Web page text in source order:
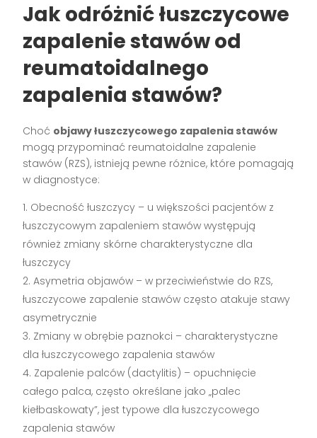
Jak odróżnić łuszczycowe
zapalenie stawów od
reumatoidalnego
zapalenia stawów?
Choć objawy łuszczycowego zapalenia stawów
mogą przypominać reumatoidalne zapalenie
stawów (RZS), istnieją pewne różnice, które pomagają
w diagnostyce:
Obecność łuszczycy – u większości pacjentów z
łuszczycowym zapaleniem stawów występują
również zmiany skórne charakterystyczne dla
łuszczycy
Asymetria objawów – w przeciwieństwie do RZS,
łuszczycowe zapalenie stawów często atakuje stawy
asymetrycznie
Zmiany w obrębie paznokci – charakterystyczne
dla łuszczycowego zapalenia stawów
Zapalenie palców (dactylitis) – opuchnięcie
całego palca, często określane jako „palec
kiełbaskowaty”, jest typowe dla łuszczycowego
zapalenia stawów